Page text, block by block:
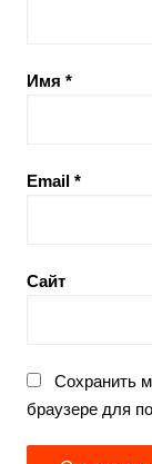
Имя *
Email *
Сайт
Сохранить
браузере для